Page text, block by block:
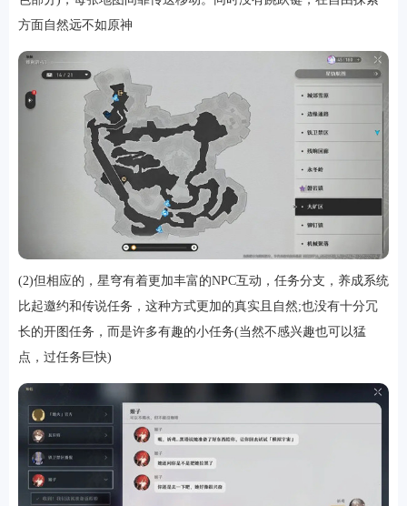
游戏
方面自然远不如原神
(2)但相应的，星穹有着更加丰富的NPC互动，任务分支，养成系统
比起邀约和传说任务，这种方式更加的真实且自然;也没有十分冗
长的开图任务，而是许多有趣的小任务(当然不感兴趣也可以猛
点，过任务巨快)